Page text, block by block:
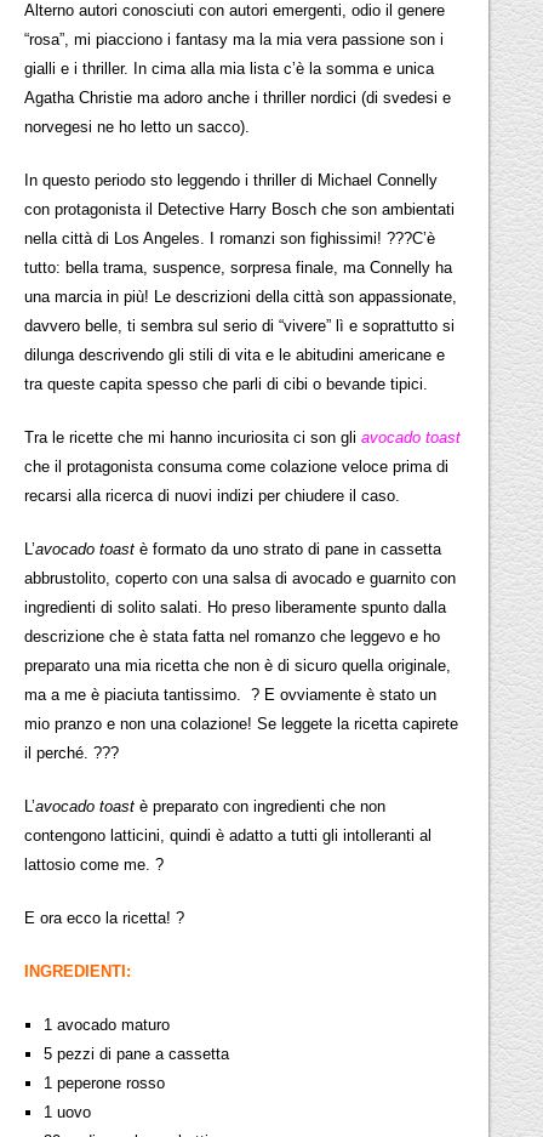
Alterno autori conosciuti con autori emergenti, odio il genere
“rosa”, mi piacciono i fantasy ma la mia vera passione son i
gialli e i thriller. In cima alla mia lista c’è la somma e unica
Agatha Christie ma adoro anche i thriller nordici (di svedesi e
norvegesi ne ho letto un sacco).
In questo periodo sto leggendo i thriller di Michael Connelly
con protagonista il Detective Harry Bosch che son ambientati
nella città di Los Angeles. I romanzi son fighissimi! ???C’è
tutto: bella trama, suspence, sorpresa finale, ma Connelly ha
una marcia in più! Le descrizioni della città son appassionate,
davvero belle, ti sembra sul serio di “vivere” lì e soprattutto si
dilunga descrivendo gli stili di vita e le abitudini americane e
tra queste capita spesso che parli di cibi o bevande tipici.
Tra le ricette che mi hanno incuriosita ci son gliavocado toast
che il protagonista consuma come colazione veloce prima di
recarsi alla ricerca di nuovi indizi per chiudere il caso.
L’avocado toastè formato da uno strato di pane in cassetta
abbrustolito, coperto con una salsa di avocado e guarnito con
ingredienti di solito salati. Ho preso liberamente spunto dalla
descrizione che è stata fatta nel romanzo che leggevo e ho
preparato una mia ricetta che non è di sicuro quella originale,
ma a me è piaciuta tantissimo. ? E ovviamente è stato un
mio pranzo e non una colazione! Se leggete la ricetta capirete
il perché. ???
L’avocado toastè preparato con ingredienti che non
contengono latticini, quindi è adatto a tutti gli intolleranti al
lattosio come me. ?
E ora ecco la ricetta! ?
INGREDIENTI:
1 avocado maturo
5 pezzi di pane a cassetta
1 peperone rosso
1 uovo